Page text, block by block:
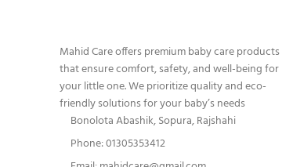
Mahid Care offers premium baby care products
that ensure comfort, safety, and well-being for
your little one. We prioritize quality and eco-
friendly solutions for your baby’s needs
Bonolota Abashik, Sopura, Rajshahi
Phone: 01305353412